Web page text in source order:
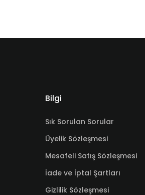
Bilgi
Sık Sorulan Sorular
Üyelik Sözleşmesi
Mesafeli Satış Sözleşmesi
İade ve İptal Şartları
Gizlilik Sözleşmesi